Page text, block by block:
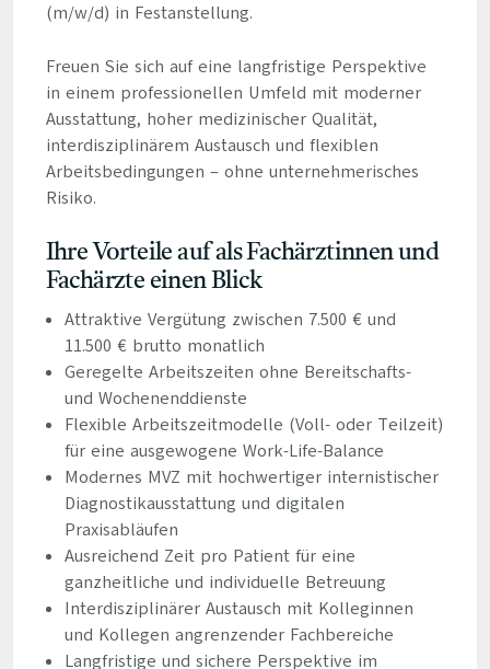
(m/w/d) in Festanstellung.
Freuen Sie sich auf eine langfristige Perspektive
in einem professionellen Umfeld mit moderner
Ausstattung, hoher medizinischer Qualität,
interdisziplinärem Austausch und flexiblen
Arbeitsbedingungen – ohne unternehmerisches
Risiko.
Ihre Vorteile auf als Fachärztinnen und
Fachärzte einen Blick
Attraktive Vergütung zwischen 7.500 € und
11.500 € brutto monatlich
Geregelte Arbeitszeiten ohne Bereitschafts-
und Wochenenddienste
Flexible Arbeitszeitmodelle (Voll- oder Teilzeit)
für eine ausgewogene Work-Life-Balance
Modernes MVZ mit hochwertiger internistischer
Diagnostikausstattung und digitalen
Praxisabläufen
Ausreichend Zeit pro Patient für eine
ganzheitliche und individuelle Betreuung
Interdisziplinärer Austausch mit Kolleginnen
und Kollegen angrenzender Fachbereiche
Langfristige und sichere Perspektive im